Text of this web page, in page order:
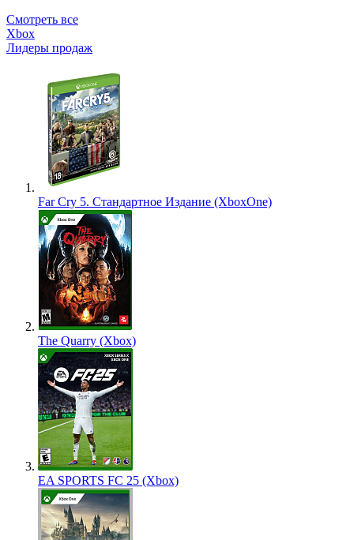
Смотреть все
Xbox
Лидеры продаж
Far Cry 5. Стандартное Издание (XboxOne)
The Quarry (Xbox)
EA SPORTS FC 25 (Xbox)